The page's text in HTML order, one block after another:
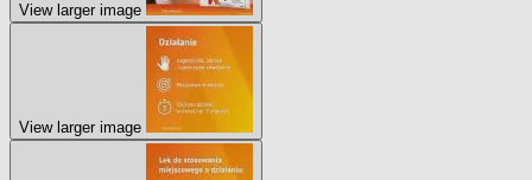
View larger image
View larger image